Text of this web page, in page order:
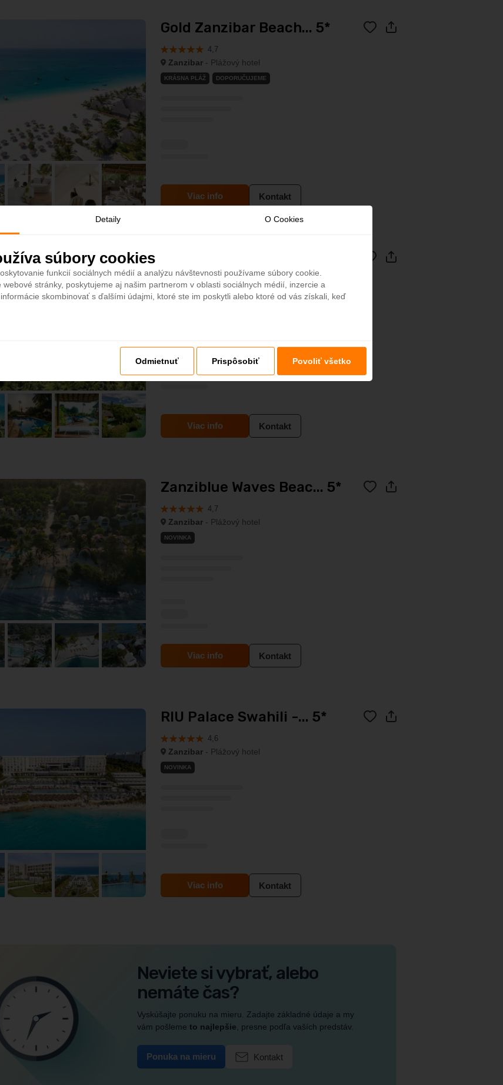
Gold Zanzibar Beach... 5*
4,7
Zanzibar - Plážový hotel
KRÁSNA PLÁŽ DOPORUČUJEME
Viac info Kontakt
Zanzibar - Plážový hotel
Viac info Kontakt
Zanziblue Waves Beac... 5*
4,7
Zanzibar - Plážový hotel
NOVINKA
Viac info Kontakt
RIU Palace Swahili -... 5*
4,6
Zanzibar - Plážový hotel
NOVINKA
Viac info Kontakt
Neviete si vybrať, alebo
nemáte čas?
Vyskúšajte ponuku na mieru. Zadajte základné údaje a my
vám pošleme to najlepšie , presne podľa vaších predstáv.
Ponuka na mieru Kontakt
Detaily O Cookies
súbory cookies
funkcií sociálnych médií a analýzu návštevnosti používame súbory cookie.
stránky, poskytujeme aj našim partnerom v oblasti sociálnych médií, inzercie a
skombinovať s ďalšími údajmi, ktoré ste im poskytli alebo ktoré od vás získali, keď
Odmietnuť Prispôsobiť Povoliť všetko